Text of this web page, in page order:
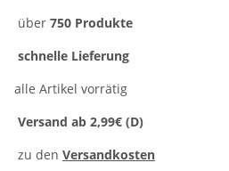
über 750 Produkte
schnelle Lieferung
alle Artikel vorrätig
Versand ab 2,99€ (D)
zu den Versandkosten